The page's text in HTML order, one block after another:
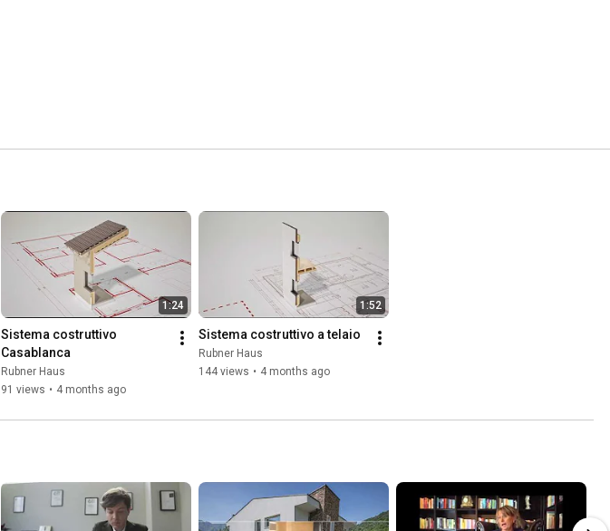
1:24
Sistema costruttivo
Casablanca
Rubner Haus
91 views • 4 months ago
1:52
Sistema costruttivo a telaio
Rubner Haus
144 views • 4 months ago